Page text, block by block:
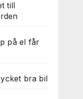
till
på el får
bra bil